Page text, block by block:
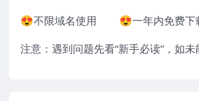
😍不限域名使用 😍一年内免费下
注意：遇到问题先看“新手必读”，如未